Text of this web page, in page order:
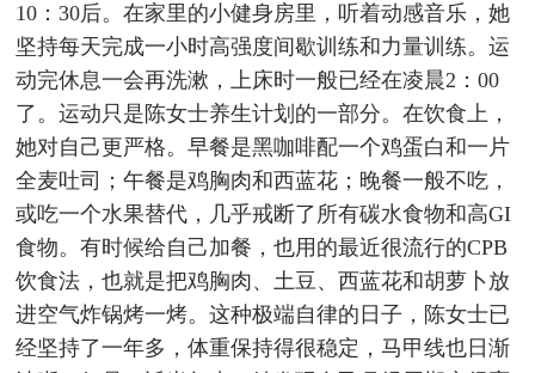
10：30后。在家里的小健身房里，听着动感音乐，她
坚持每天完成一小时高强度间歇训练和力量训练。运
动完休息一会再洗漱，上床时一般已经在凌晨2：00
了。运动只是陈女士养生计划的一部分。在饮食上，
她对自己更严格。早餐是黑咖啡配一个鸡蛋白和一片
全麦吐司；午餐是鸡胸肉和西蓝花；晚餐一般不吃，
或吃一个水果替代，几乎戒断了所有碳水食物和高GI
食物。有时候给自己加餐，也用的最近很流行的CPB
饮食法，也就是把鸡胸肉、土豆、西蓝花和胡萝卜放
进空气炸锅烤一烤。这种极端自律的日子，陈女士已
经坚持了一年多，体重保持得很稳定，马甲线也日渐